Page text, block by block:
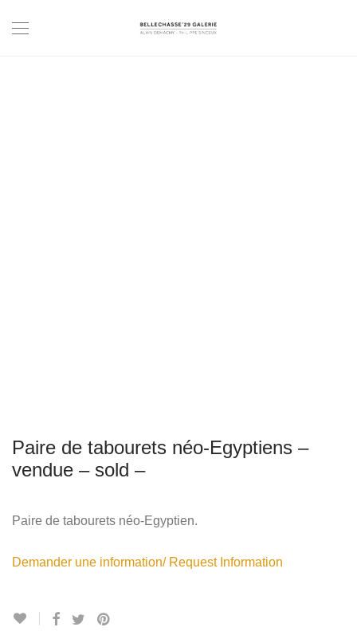
Paire de tabourets néo-Egyptiens –
vendue – sold –
Paire de tabourets néo-Egyptien.
Demander une information/ Request Information